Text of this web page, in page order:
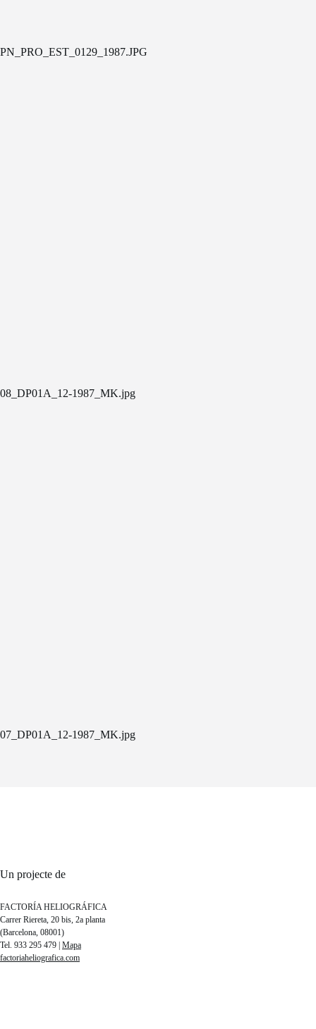
PN_PRO_EST_0129_1987.JPG
08_DP01A_12-1987_MK.jpg
07_DP01A_12-1987_MK.jpg
Un projecte de
FACTORÍA HELIOGRÁFICA
Carrer Riereta, 20 bis, 2a planta
(Barcelona, 08001)
Tel. 933 295 479 | Mapa
factoriaheliografica.com